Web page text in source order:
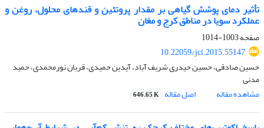
تأثیر دمای پوشش گیاهی بر مقدار پروتئین و قندهای محلول، روغن و
عملکرد سویا در مناطق کرج و مغان
صفحه1003-1014
10.22059/jci.2015.55147
حسین صادقی، حسین حیدری شریف آباد، آیدین حمیدی، قربان نورمحمدی، حمید
مدنی
مشاهده مقاله
اصل مقاله 646.65 K